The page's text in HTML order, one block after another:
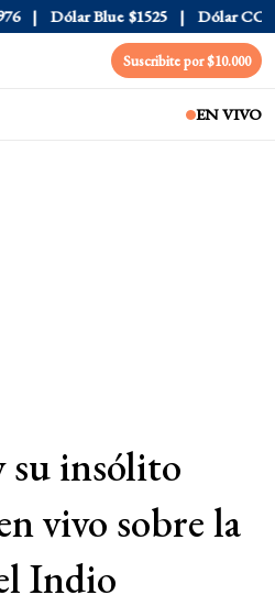
Dólar Blue $1525 Dólar CCL
Suscribite por $10.000
EN VIVO
insólito
vivo sobre la
Indio